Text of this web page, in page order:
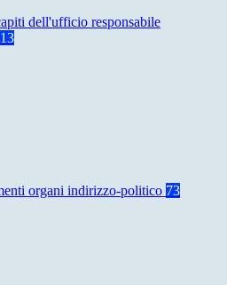
dell'ufficio responsabile
organi indirizzo-politico 73